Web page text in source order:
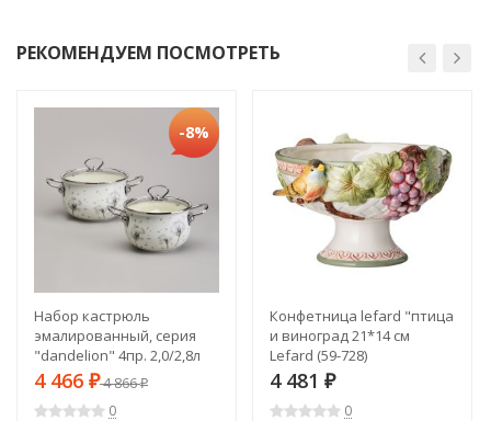
РЕКОМЕНДУЕМ ПОСМОТРЕТЬ
-8%
Набор кастрюль
эмалированный, серия
"dandelion" 4пр. 2,0/2,8л
диа.18/20см Agness (943-
100)
4 466 ₽4 866₽
0
Конфетница lefard "птица
и виноград 21*14 см
Lefard (59-728)
4 481 ₽
0